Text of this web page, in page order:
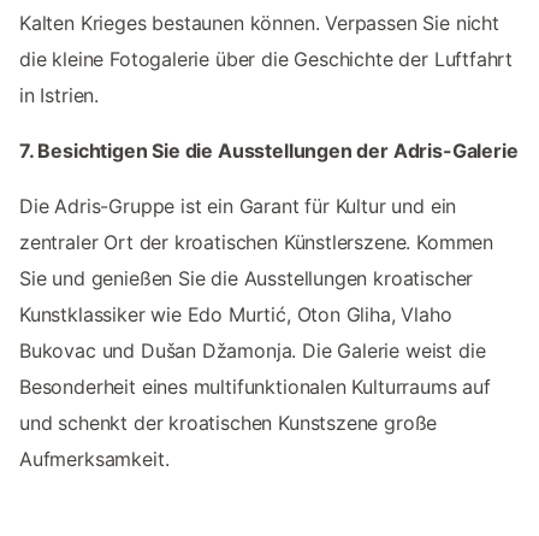
Kalten Krieges bestaunen können. Verpassen Sie nicht
die kleine Fotogalerie über die Geschichte der Luftfahrt
in Istrien.
7. Besichtigen Sie die Ausstellungen der Adris-Galerie
Die Adris-Gruppe ist ein Garant für Kultur und ein
zentraler Ort der kroatischen Künstlerszene. Kommen
Sie und genießen Sie die Ausstellungen kroatischer
Kunstklassiker wie Edo Murtić, Oton Gliha, Vlaho
Bukovac und Dušan Džamonja. Die Galerie weist die
Besonderheit eines multifunktionalen Kulturraums auf
und schenkt der kroatischen Kunstszene große
Aufmerksamkeit.